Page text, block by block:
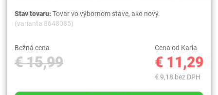
Stav tovaru:Tovar vo výbornom stave, ako nový.
(varianta 8648085)
Bežná cena
€ 15,99
Cena od Karla
€ 11,29
€ 9,18 bez DPH